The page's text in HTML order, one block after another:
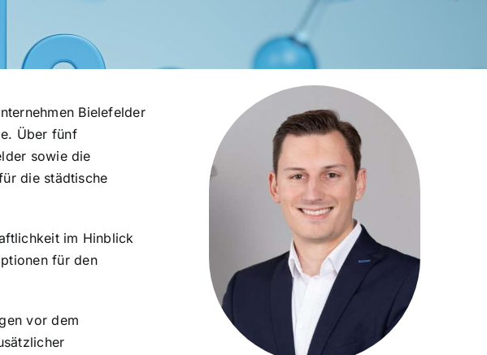
Bielefelder
Über fünf
sowie die
die städtische
im Hinblick
für den
vor dem